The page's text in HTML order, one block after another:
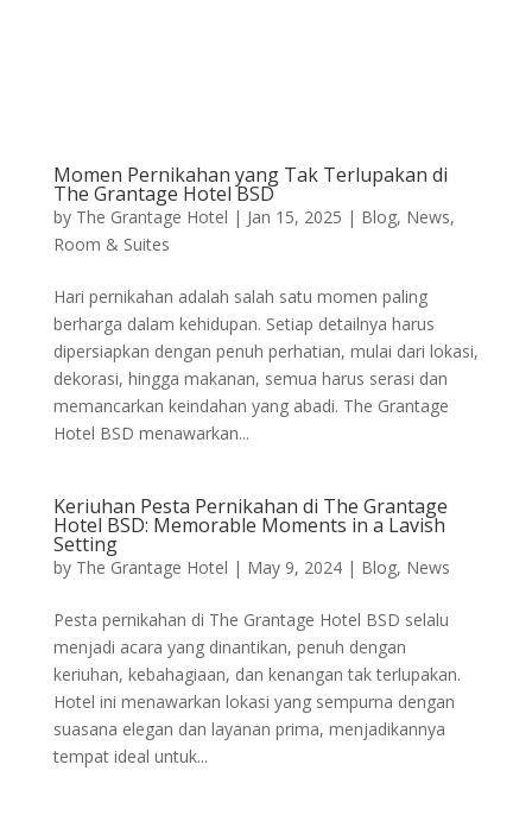
Momen Pernikahan yang Tak Terlupakan di
The Grantage Hotel BSD
by The Grantage Hotel | Jan 15, 2025 | Blog, News,
Room & Suites
Hari pernikahan adalah salah satu momen paling
berharga dalam kehidupan. Setiap detailnya harus
dipersiapkan dengan penuh perhatian, mulai dari lokasi,
dekorasi, hingga makanan, semua harus serasi dan
memancarkan keindahan yang abadi. The Grantage
Hotel BSD menawarkan...
Keriuhan Pesta Pernikahan di The Grantage
Hotel BSD: Memorable Moments in a Lavish
Setting
by The Grantage Hotel | May 9, 2024| Blog, News
Pesta pernikahan di The Grantage Hotel BSD selalu
menjadi acara yang dinantikan, penuh dengan
keriuhan, kebahagiaan, dan kenangan tak terlupakan.
Hotel ini menawarkan lokasi yang sempurna dengan
suasana elegan dan layanan prima, menjadikannya
tempat ideal untuk...